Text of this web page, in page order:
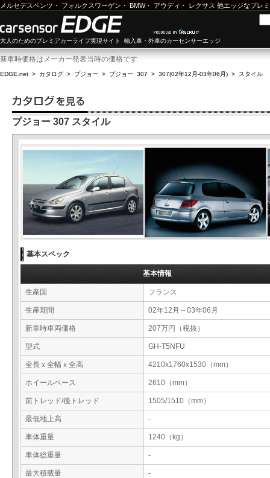
メルセデスベンツ ・ フォルクスワーゲン ・ BMW・ アウディ ・ レクサス 他エッジなプレ
大人のためのプレミアカーライフ実現サイト 輸入車・外車のカーセンサーエッジ
新車時価格はメーカー発表当時の価格です
EDGE.net > カタログ > プジョー > プジョー 307 > 307(02年12月-03年06月) > スタイル
プジョー 307 スタイル
基本スペック
基本情報
生産国 フランス
生産期間 02年12月～03年06月
新車時車両価格 207万円（税抜）
型式 GH-T5NFU
全長ｘ全幅ｘ全高 4210x1760x1530（mm）
ホイールベース 2610（mm）
前トレッド/後トレッド 1505/1510（mm）
最低地上高 -
車体重量 1240（kg）
車体総重量 -
最大積載量 -